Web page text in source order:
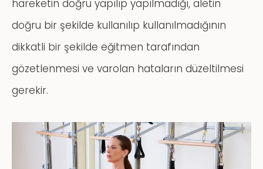
hareketin doğru yapılıp yapılmadığı, aletin
doğru bir şekilde kullanılıp kullanılmadığının
dikkatli bir şekilde eğitmen tarafından
gözetlenmesi ve varolan hataların düzeltilmesi
gerekir.